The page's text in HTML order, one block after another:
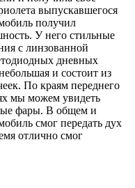
выпускавшегося
получил
У него стильные
с линзованной
дневных
и состоит из
По краям переднего
мы можем увидеть
фары. В общем и
смог передать дух
отлично смог